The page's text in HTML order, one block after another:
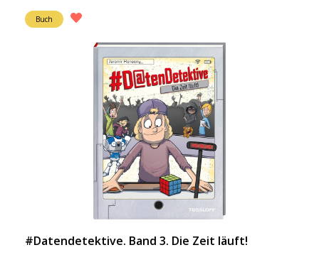
Buch
#Datendetektive. Band 3. Die Zeit läuft!